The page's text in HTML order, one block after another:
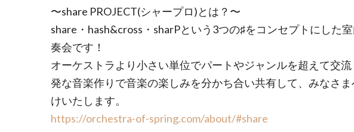
〜share PROJECT(シャープロ)とは？〜
share・hash&cross・sharPという3つの♯をコンセプトにした
奏会です！
オーケストラより小さい単位でパートやジャンルを超えて交
発な音楽作りで音楽の楽しみを分かち合い共有して、みなさ
けいたします。
https://orchestra-of-spring.com/about/#share